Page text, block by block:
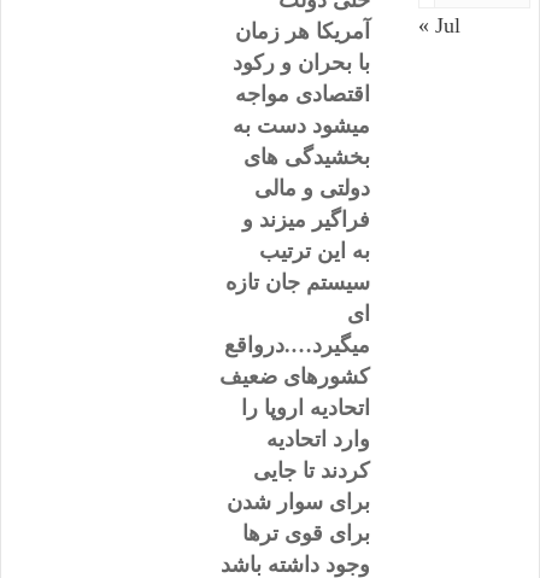
آمریکا هر زمان
با بحران و رکود
اقتصادی مواجه
میشود دست به
بخشیدگی های
دولتی و مالی
فراگیر میزند و
به این ترتیب
سیستم جان تازه
ای
میگیرد….درواقع
کشورهای ضعیف
اتحادیه اروپا را
وارد اتحادیه
کردند تا جایی
برای سوار شدن
برای قوی ترها
وجود داشته باشد
« Jul